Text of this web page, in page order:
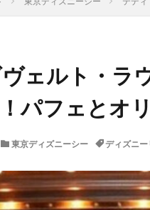
ェルト・ラ
パフェとオ
東京ディズニーシー ディズニー